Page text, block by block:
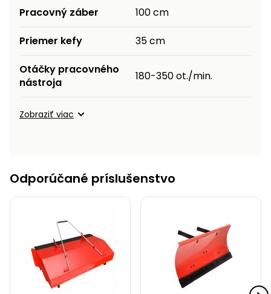
Pracovný záber 100 cm
Priemer kefy 35 cm
Otáčky pracovného
nástroja
180-350 ot./min.
Zobraziť viac
Odporúčané príslušenstvo